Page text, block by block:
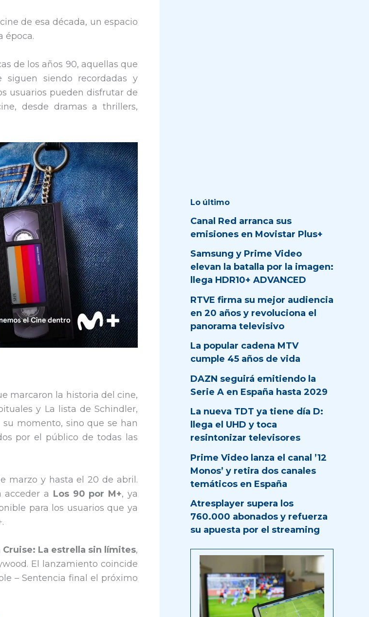
de esa década, un espacio
época.
de los años 90, aquellas que
siendo recordadas y
usuarios pueden disfrutar de
desde dramas a thrillers,
marcaron la historia del cine,
y La lista de Schindler,
momento, sino que se han
por el público de todas las
marzo y hasta el 20 de abril.
acceder a Los 90 por M+, ya
para los usuarios que ya
Cruise: La estrella sin límites,
El lanzamiento coincide
– Sentencia final el próximo
Lo último
Canal Red arranca sus
emisiones en Movistar Plus+
Samsung y Prime Video
elevan la batalla por la imagen:
llega HDR10+ ADVANCED
RTVE firma su mejor audiencia
en 20 años y revoluciona el
panorama televisivo
La popular cadena MTV
cumple 45 años de vida
DAZN seguirá emitiendo la
Serie A en España hasta 2029
La nueva TDT ya tiene día D:
llega el UHD y toca
resintonizar televisores
Prime Video lanza el canal ’12
Monos’ y retira dos canales
temáticos en España
Atresplayer supera los
760.000 abonados y refuerza
su apuesta por el streaming